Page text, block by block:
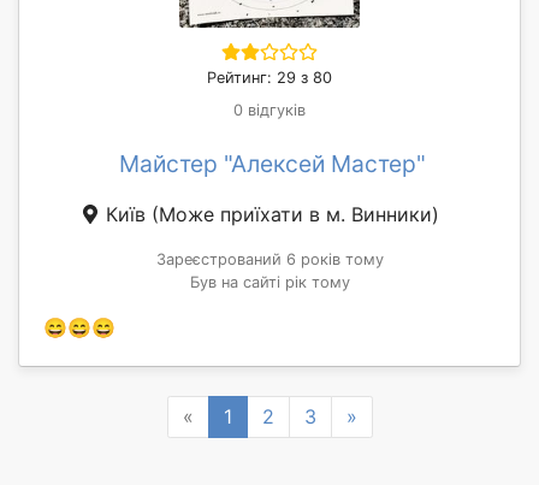
Рейтинг: 29 з 80
0 відгуків
Майстер "Алексей Мастер"
Київ (Може приїхати в м. Винники)
Зареєстрований 6 років тому
Був на сайті рік тому
😄😄😄
« Previous
1 2 3 »Next